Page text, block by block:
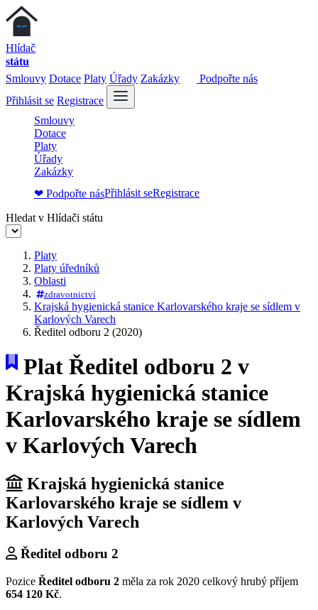
Hlídač
státu
Smlouvy Dotace Platy Úřady Zakázky
Podpořte nás
Přihlásit se Registrace
Smlouvy
Dotace
Platy
Úřady
Zakázky
❤ Podpořte násPřihlásit seRegistrace
Hledat v Hlídači státu
Platy
Platy úředníků
Oblasti
zdravotnictví
Krajská hygienická stanice Karlovarského kraje se sídlem v
Karlových Varech
Ředitel odboru 2 (2020)
Plat Ředitel odboru 2 v
Krajská hygienická stanice
Karlovarského kraje se sídlem
v Karlových Varech
Krajská hygienická stanice
Karlovarského kraje se sídlem v
Karlových Varech
Ředitel odboru 2
Pozice Ředitel odboru 2 měla za rok 2020 celkový hrubý příjem
654 120 Kč.